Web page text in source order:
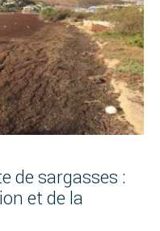
de sargasses :
et de la